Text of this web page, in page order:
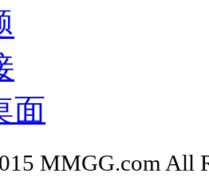
面
MMGG.com All